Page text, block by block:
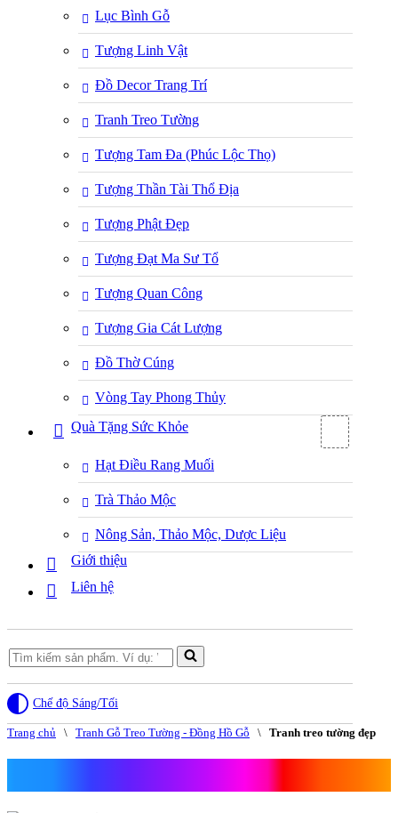
Lục Bình Gỗ
Tượng Linh Vật
Đồ Decor Trang Trí
Tranh Treo Tường
Tượng Tam Đa (Phúc Lộc Thọ)
Tượng Thần Tài Thổ Địa
Tượng Phật Đẹp
Tượng Đạt Ma Sư Tổ
Tượng Quan Công
Tượng Gia Cát Lượng
Đồ Thờ Cúng
Vòng Tay Phong Thủy
Quà Tặng Sức Khỏe
Hạt Điều Rang Muối
Trà Thảo Mộc
Nông Sản, Thảo Mộc, Dược Liệu
Giới thiệu
Liên hệ
Search
for...
Chế độ Sáng/Tối
Trang chủ \ Tranh Gỗ Treo Tường - Đồng Hồ Gỗ \ Tranh treo tường đẹp